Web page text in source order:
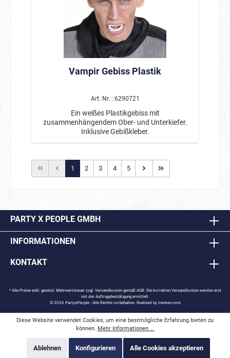
Vampir Gebiss Plastik
Art. Nr. : 6290721
Ein weißes Plastikgebiss mit
zusammenhängendem Ober- und Unterkiefer.
Inklusive Gebißkleber.
1 2 3 4 5
PARTY X PEOPLE GMBH
INFORMATIONEN
KONTAKT
* Alle Preise exkl. gesetzl. Mehrwertsteuer zzgl. Versandkostengemäß AGB. Die korrekten Versandkosten werden erst
mit der Auftragsbestätigung ermittelt.
© 2026 PartyxPeople - Alle Rechte vorbehalten. Realised by menten.com
Diese Website verwendet Cookies, um eine bestmögliche Erfahrung bieten zu
können. Mehr Informationen ...
Ablehnen Konfigurieren Alle Cookies akzeptieren